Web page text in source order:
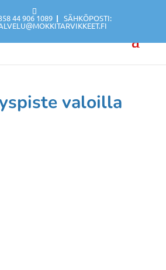
44 906 1089 |SÄHKÖPOSTI:
valoilla